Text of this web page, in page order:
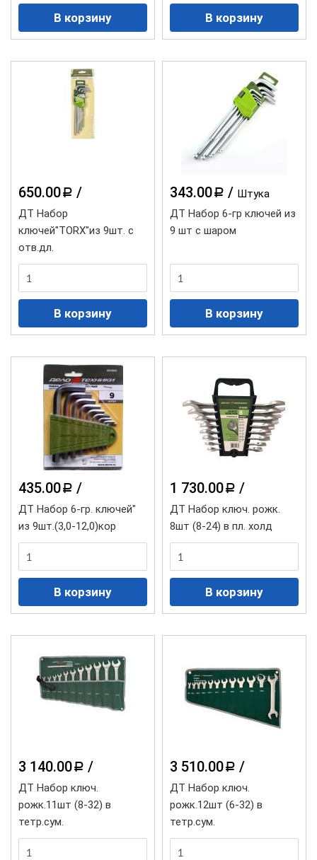
650.00 a /
ДТ Набор
ключей"TORX"из 9шт. с
отв.дл.
343.00 a / Штука
ДТ Набор 6-гр ключей из
9 шт с шаром
435.00 a /
ДТ Набор 6-гр. ключей"
из 9шт.(3,0-12,0)кор
1 730.00 a /
ДТ Набор ключ. рожк.
8шт (8-24) в пл. холд
3 140.00 a /
ДТ Набор ключ.
рожк.11шт (8-32) в
тетр.сум.
3 510.00 a /
ДТ Набор ключ.
рожк.12шт (6-32) в
тетр.сум.